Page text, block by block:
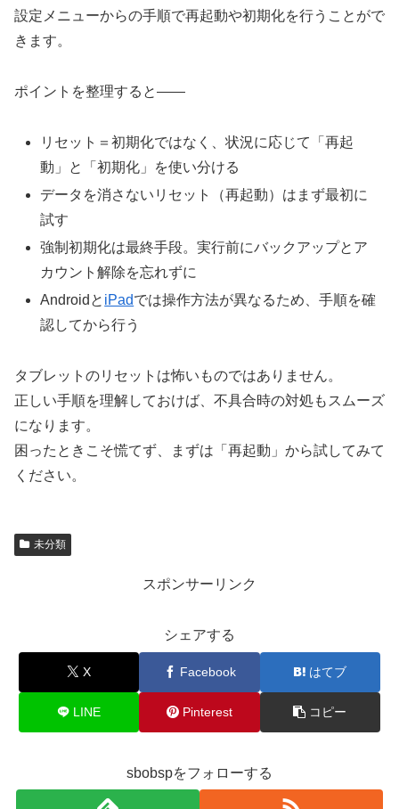
設定メニューからの手順で再起動や初期化を行うことがで
きます。
ポイントを整理すると——
リセット＝初期化ではなく、状況に応じて「再起
動」と「初期化」を使い分ける
データを消さないリセット（再起動）はまず最初に
試す
強制初期化は最終手段。実行前にバックアップとア
カウント解除を忘れずに
Androidと iPadでは操作方法が異なるため、手順を確
認してから行う
タブレットのリセットは怖いものではありません。
正しい手順を理解しておけば、不具合時の対処もスムーズ
になります。
困ったときこそ慌てず、まずは「再起動」から試してみて
ください。
未分類
スポンサーリンク
シェアする
X Facebook はてブ
LINE Pinterest コピー
sbobspをフォローする